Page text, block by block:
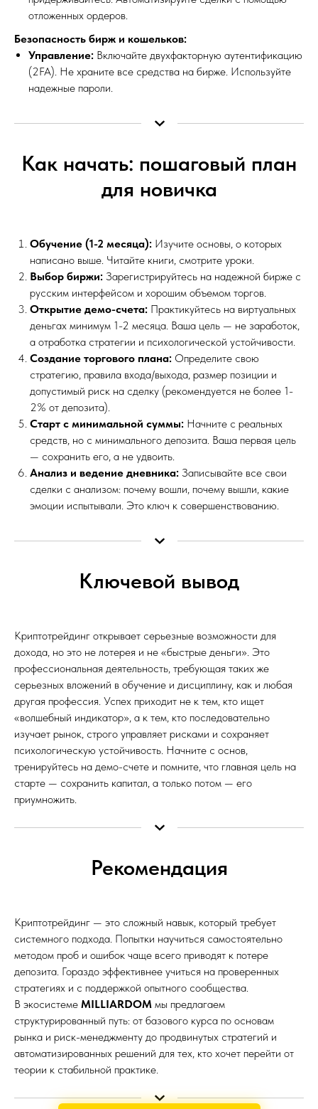
отложенных ордеров.
Безопасность бирж и кошельков:
Управление: Включайте двухфакторную аутентификацию
(2FA). Не храните все средства на бирже. Используйте
надежные пароли.
Как начать: пошаговый план
для новичка
Обучение (1-2 месяца): Изучите основы, о которых
написано выше. Читайте книги, смотрите уроки.
Выбор биржи: Зарегистрируйтесь на надежной бирже с
русским интерфейсом и хорошим объемом торгов.
Открытие демо-счета: Практикуйтесь на виртуальных
деньгах минимум 1-2 месяца. Ваша цель — не заработок,
а отработка стратегии и психологической устойчивости.
Создание торгового плана: Определите свою
стратегию, правила входа/выхода, размер позиции и
допустимый риск на сделку (рекомендуется не более 1-
2% от депозита).
Старт с минимальной суммы: Начните с реальных
средств, но с минимального депозита. Ваша первая цель
— сохранить его, а не удвоить.
Анализ и ведение дневника: Записывайте все свои
сделки с анализом: почему вошли, почему вышли, какие
эмоции испытывали. Это ключ к совершенствованию.
Ключевой вывод
Криптотрейдинг открывает серьезные возможности для
дохода, но это не лотерея и не «быстрые деньги». Это
профессиональная деятельность, требующая таких же
серьезных вложений в обучение и дисциплину, как и любая
другая профессия. Успех приходит не к тем, кто ищет
«волшебный индикатор», а к тем, кто последовательно
изучает рынок, строго управляет рисками и сохраняет
психологическую устойчивость. Начните с основ,
тренируйтесь на демо-счете и помните, что главная цель на
старте — сохранить капитал, а только потом — его
приумножить.
Рекомендация
Криптотрейдинг — это сложный навык, который требует
системного подхода. Попытки научиться самостоятельно
методом проб и ошибок чаще всего приводят к потере
депозита. Гораздо эффективнее учиться на проверенных
стратегиях и с поддержкой опытного сообщества.
В экосистеме MILLIARDOM мы предлагаем
структурированный путь: от базового курса по основам
рынка и риск-менеджменту до продвинутых стратегий и
автоматизированных решений для тех, кто хочет перейти от
теории к стабильной практике.